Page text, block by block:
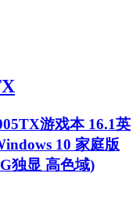
游戏本 16.1英
10 家庭版
独显 高色域)